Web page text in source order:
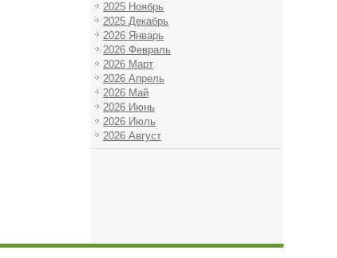
2025 Ноябрь
2025 Декабрь
2026 Январь
2026 Февраль
2026 Март
2026 Апрель
2026 Май
2026 Июнь
2026 Июль
2026 Август